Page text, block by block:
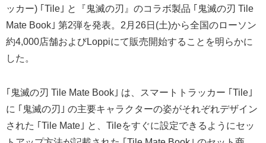
ッカー) ｢Tile｣ と『鬼滅の刃』のコラボ製品 ｢鬼滅の刃 Tile
Mate Book｣ 第2弾を発表。2月26日(土)から全国のローソン
約4,000店舗およびLoppiにて販売開始することを明らかに
した。
｢鬼滅の刃 Tile Mate Book｣ は、スマートトラッカー ｢Tile｣
に ｢鬼滅の刃｣ の主要キャラクターの姿がそれぞれデザイン
された ｢Tile Mate｣ と、Tileをすぐに設定できるようにセッ